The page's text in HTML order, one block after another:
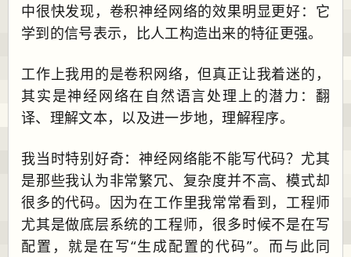
中很快发现，卷积神经网络的效果明显更好：它
学到的信号表示，比人工构造出来的特征更强。
工作上我用的是卷积网络，但真正让我着迷的，
其实是神经网络在自然语言处理上的潜力：翻
译、理解文本，以及进一步地，理解程序。
我当时特别好奇：神经网络能不能写代码？尤其
是那些我认为非常繁冗、复杂度并不高、模式却
很多的代码。因为在工作里我常常看到，工程师
尤其是做底层系统的工程师，很多时候不是在写
配置，就是在写“生成配置的代码”。而与此同